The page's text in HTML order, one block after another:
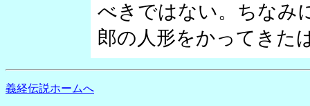
べきではない。ちなみ
郎の人形をかってきた
義経伝説ホームへ